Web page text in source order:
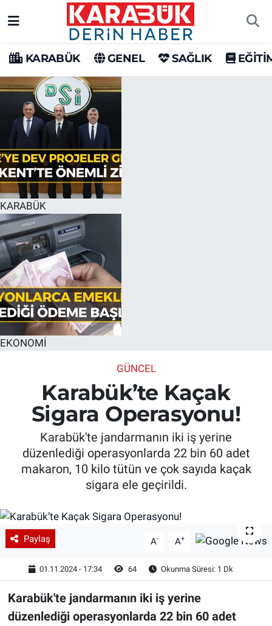
KARABÜK GENEL SAĞLIK
KARABÜK
EKONOMİ
GÜNCEL
Karabük’te Kaçak
Sigara Operasyonu!
Karabük'te jandarmanın iki iş yerine
düzenlediği operasyonlarda 22 bin 60 adet
makaron, 10 kilo tütün ve çok sayıda kaçak
sigara ele geçirildi.
Paylaş A- A+
01.11.2024 - 17:34 64 Okunma Süresi: 1 Dk
Karabük'te jandarmanın iki iş yerine
düzenlediği operasyonlarda 22 bin 60 adet
Karabük Hava Durumu
Karabük Trafik Yoğunluk Haritası
Süper Lig Puan Durumu ve Fikstür
Tüm Manşetler
Son Dakika Haberleri
Haber Arşivi